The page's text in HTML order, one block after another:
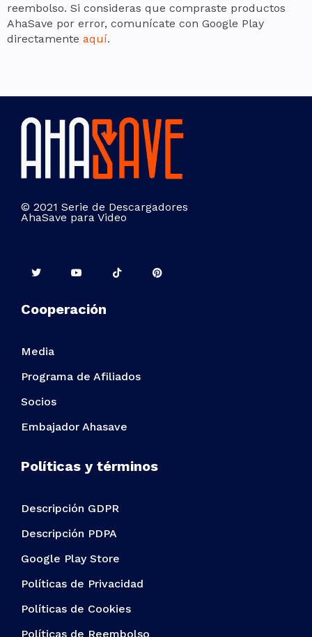
reembolso. Si consideras que compraste productos
AhaSave por error, comunícate con Google Play
directamente aquí.
© 2021 Serie de Descargadores
AhaSave para Video
Cooperación
Media
Programa de Afiliados
Socios
Embajador Ahasave
Políticas y términos
Descripción GDPR
Descripción PDPA
Google Play Store
Políticas de Privacidad
Políticas de Cookies
Políticas de Reembolso